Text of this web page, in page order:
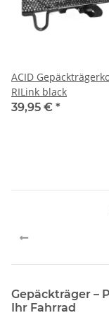
ACID
RILink black
39,95 € *
Gepäckträger –
Ihr Fahrrad